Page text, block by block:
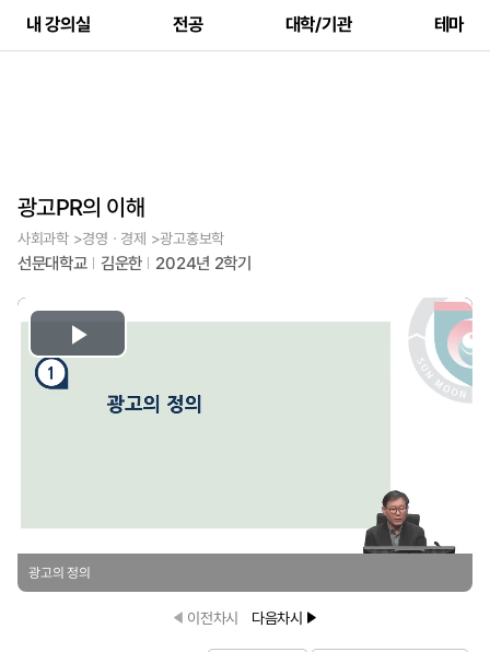
내 강의실 전공 대학/기관 테마
광고PR의 이해
사회과학 >경영ㆍ경제 >광고홍보학
선문대학교 김운한 2024년 2학기
Play
Video
광고의 정의
이전차시 다음차시